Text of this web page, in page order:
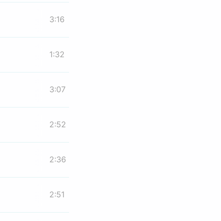
3:16
1:32
3:07
2:52
2:36
2:51